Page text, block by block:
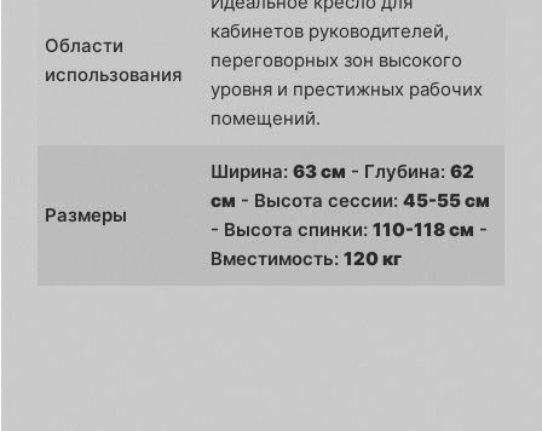
Области
использования
кабинетов руководителей,
переговорных зон высокого
уровня и престижных рабочих
помещений.
Размеры
Ширина: 63 см - Глубина: 62
см - Высота сессии: 45-55 см
- Высота спинки: 110-118 см -
Вместимость: 120 кг